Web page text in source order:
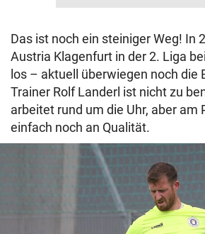
Das ist noch ein steiniger Weg! In
Austria Klagenfurt in der 2. Liga
los – aktuell überwiegen noch die
Trainer Rolf Landerl ist nicht zu
arbeitet rund um die Uhr, aber am
einfach noch an Qualität.